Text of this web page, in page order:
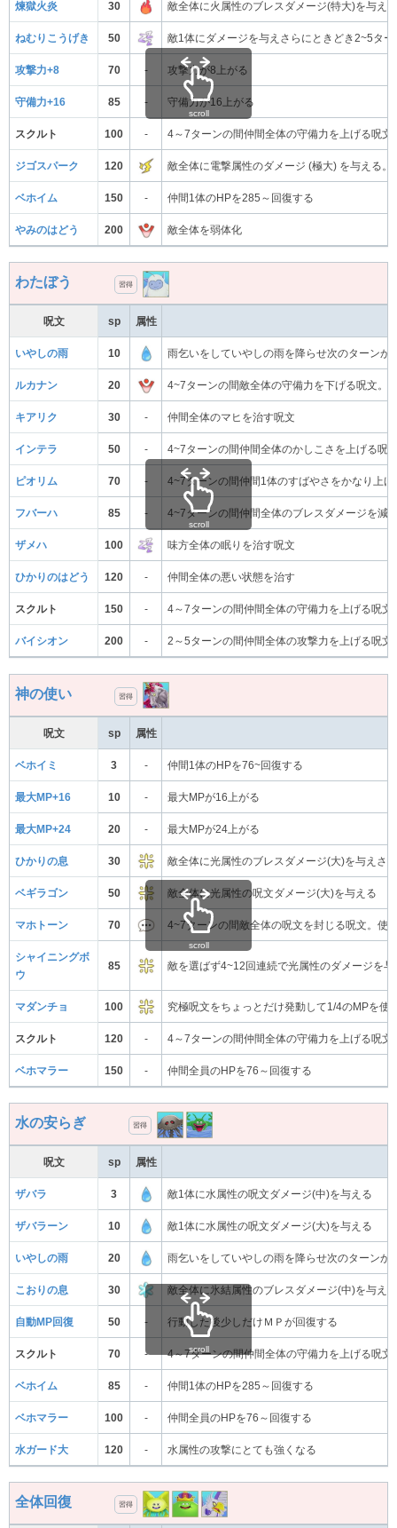
煉獄火炎 30 敵全体に火属性のブレスダメージ(特大)を与え
ねむりこうげき 50 敵1体にダメージを与えさらにときどき2~5ター
攻撃力+8 70 - 攻撃力が8上がる
守備力+16 85 - 守備力が16上がる
スクルト 100 - 4～7ターンの間仲間全体の守備力を上げる呪文
ジゴスパーク 120 敵全体に電撃属性のダメージ (極大) を与える
ベホイム 150 - 仲間1体のHPを285～回復する
やみのはどう 200 敵全体を弱体化
scroll
わたぼう 習得
呪文 sp 属性
いやしの雨 10 雨乞いをしていやしの雨を降らせ次のターン
ルカナン 20 4~7ターンの間敵全体の守備力を下げる呪文。
キアリク 30 - 仲間全体のマヒを治す呪文
インテラ 50 - 4~7ターンの間仲間全体のかしこさを上げる呪
ピオリム 70 - 4~7ターンの間仲間1体のすばやさをかなり上げ
フバーハ 85 - 4~7ターンの間仲間全体のブレスダメージを減
ザメハ 100 味方全体の眠りを治す呪文
ひかりのはどう 120 - 仲間全体の悪い状態を治す
スクルト 150 - 4～7ターンの間仲間全体の守備力を上げる呪文
バイシオン 200 - 2～5ターンの間仲間全体の攻撃力を上げる呪文
scroll
神の使い 習得
呪文 sp 属性
ベホイミ 3 - 仲間1体のHPを76~回復する
最大MP+16 10 - 最大MPが16上がる
最大MP+24 20 - 最大MPが24上がる
ひかりの息 30 敵全体に光属性のブレスダメージ(大)を与えさ
ベギラゴン 50 敵全体に光属性の呪文ダメージ(大)を与える
マホトーン 70 4~7ターンの間敵全体の呪文を封じる呪文。使
シャイニングボ
ウ
85 敵を選ばず4~12回連続で光属性のダメージを与
マダンチョ 100 究極呪文をちょっとだけ発動して1/4のMPを
スクルト 120 - 4～7ターンの間仲間全体の守備力を上げる呪文
ベホマラー 150 - 仲間全員のHPを76～回復する
scroll
水の安らぎ 習得
呪文 sp 属性
ザバラ 3 敵1体に水属性の呪文ダメージ(中)を与える
ザバラーン 10 敵1体に水属性の呪文ダメージ(大)を与える
いやしの雨 20 雨乞いをしていやしの雨を降らせ次のターン
こおりの息 30 敵全体に氷結属性のブレスダメージ(中)を与える
自動MP回復 50 - 行動した後少しだけＭＰが回復する
スクルト 70 - 4～7ターンの間仲間全体の守備力を上げる呪文
ベホイム 85 - 仲間1体のHPを285～回復する
ベホマラー 100 - 仲間全員のHPを76～回復する
水ガード大 120 - 水属性の攻撃にとても強くなる
scroll
全体回復 習得